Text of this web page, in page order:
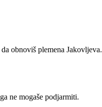
obnoviš plemena Jakovljeva.
ne mogaše podjarmiti.